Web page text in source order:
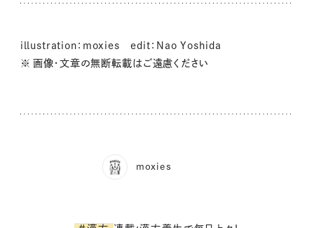
illustration：moxies edit：Nao Yoshida
※ 画像・文章の無断転載はご遠慮ください
moxies